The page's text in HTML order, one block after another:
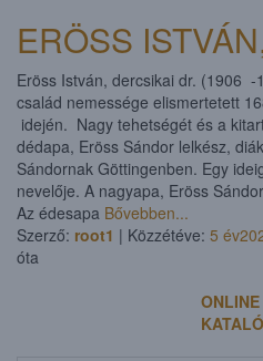
ERÖSS
Eröss István, dercsikai dr. (1906
család nemessége elismertetett
idején. Nagy tehetségét és a
dédapa, Eröss Sándor lelkész,
Sándornak Göttingenben. Egy
nevelője. A nagyapa, Eröss
Az édesapa Bővebben...
Szerző: root1 | Közzétéve: 5 év
óta
ONLINE